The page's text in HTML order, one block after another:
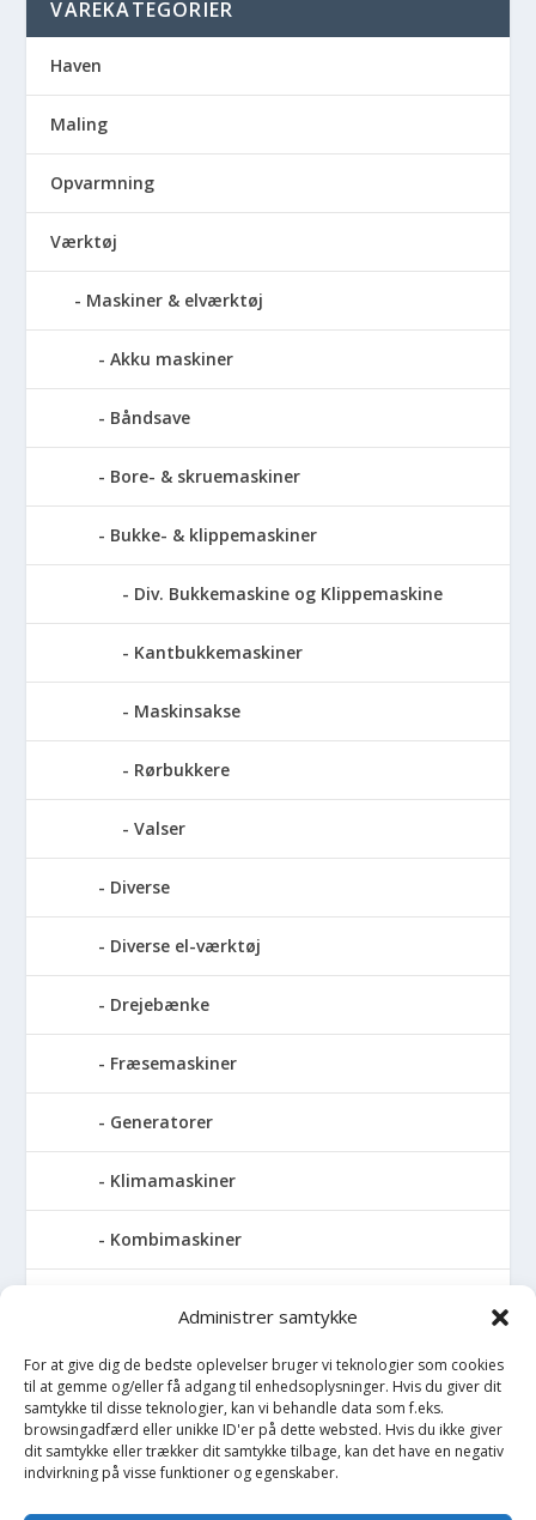
Administrer samtykke
For at give dig de bedste oplevelser bruger vi teknologier som cookies
til at gemme og/eller få adgang til enhedsoplysninger. Hvis du giver dit
samtykke til disse teknologier, kan vi behandle data som f.eks.
browsingadfærd eller unikke ID'er på dette websted. Hvis du ikke giver
dit samtykke eller trækker dit samtykke tilbage, kan det have en negativ
indvirkning på visse funktioner og egenskaber.
VAREKATEGORIER
Haven
Maling
Opvarmning
Værktøj
Maskiner & elværktøj
Akku maskiner
Båndsave
Bore- & skruemaskiner
Bukke- & klippemaskiner
Div. Bukkemaskine og Klippemaskine
Kantbukkemaskiner
Maskinsakse
Rørbukkere
Valser
Diverse
Diverse el-værktøj
Drejebænke
Fræsemaskiner
Generatorer
Klimamaskiner
Kombimaskiner
Pressemaskiner
Save
Slibemaskiner